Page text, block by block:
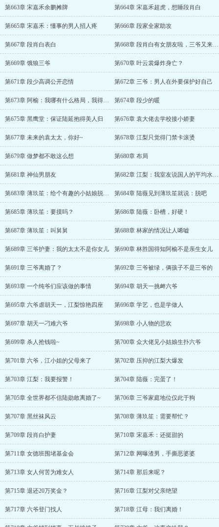
第663章 宋嘉禾余鹏摊牌 第664章 宋嘉禾超虎，想睡段肖白
第665章 宋嘉禾：懂事的男人招人疼 第666章 段家全家助攻
第667章 段肖白表白 第668章 段肖白有女朋友啦，三爷又来了！
第669章 饿狼三爷 第670章 叶云裳爆炸身亡？
第671章 段少高调公开恋情 第672章 三爷：男人在外要保护好自己
第673章 阿榆：我哪有什么格局，我得织围巾 第674章 段少的暖
第675章 黑鹰堂：保证陆延抱得美人归 第676章 袁大佬去学校接小娇妻
第677章 未来的袁太太，你好~ 第678章 江梨只觉得门禁卡滚烫
第679章 做梦都不敢这么想 第680章 布局
第681章 神仙男朋友 第682章 江梨：我室友说国人的平均水平……
第683章 薄玖笙：给个有趣的小姑娘脱衣服 第684章 陆薇见到薄玖笙就说：脱吧
第685章 薄玖笙：要摸吗？ 第686章 陆薇：卧槽，好硬！
第687章 薄玖笙：叫舅舅 第688章 林家的情况让人唏嘘
第689章 三爷护妻：我的太太不是你女儿 第690章 林胜国得知阿榆不是亲生女儿
第691章 三爷离婚了？ 第692章 三爷被绿，俩孩子不是三爷的
第693章 一个纯爷们应该做的事情 第694章 胡天一挑衅六爷
第695章 六爷虐胡天一，江梨惊艳四座 第696章 学艺，也是学做人
第697章 胡天一刁难六爷 第698章 小人物的悲欢
第699章 杀人抢钱啦~ 第700章 众大佬见小姑娘生扑六爷
第701章 六爷，江小姐的父母来了 第702章 压抑的江梨大爆发
第703章 江梨：我要报警！ 第704章 陆薇：完蛋了！
第705章 全世界都不信陆勋敢离婚了~ 第706章 三爷家庭地位仅此于狗
第707章 黑丝袜风云 第708章 薄玖笙：需要帮忙？
第709章 段肖白护妻 第710章 宋嘉禾：还挺甜的
第711章 女德班围堵基金会 第712章 网曝渣男，手撕恶婆婆
第713章 女人何苦为难女人 第714章 那后来呢？
第715章 退还20万奖金？ 第716章 江梨对父亲绝望
第717章 六爷登门找人 第718章 江母：我们离婚！